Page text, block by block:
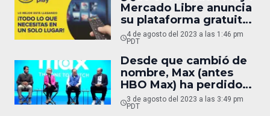
Mercado Libre anuncia
su plataforma gratuita
de streaming de video
4 de agosto del 2023 a las 1:46 pm
PDT
Desde que cambió de
nombre, Max (antes
HBO Max) ha perdido
casi 2 millones de
usuarios
3 de agosto del 2023 a las 3:49 pm
PDT